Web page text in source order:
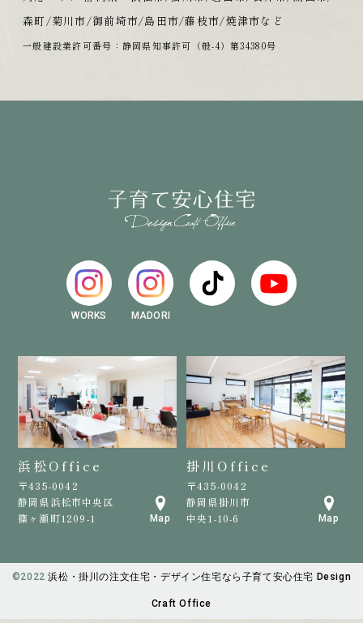
森町/菊川市/御前埼市/島田市/藤枝市/焼津市など
一般建設業許可番号：静岡県知事許可（般-4）第34380号
WORKS MADORI
浜松Office
〒435-0042
静岡県浜松市中央区
篠ヶ瀬町1209-1
Map
掛川Office
〒435-0042
静岡県掛川市
中央1-10-6
Map
©️2022 浜松・掛川の注文住宅・デザイン住宅なら子育て安心住宅 Design
Craft Office